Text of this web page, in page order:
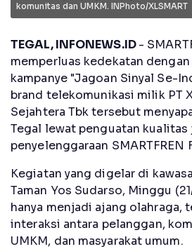
komunitas dan UMKM. INPhoto/XLSMART
TEGAL, INFONEWS.ID-
memperluas kedekatan
kampanye "Jagoan Sinyal Se-
brand telekomunikasi milik PT
Sejahtera Tbk tersebut
Tegal lewat penguatan
penyelenggaraan SMARTFREN
Kegiatan yang digelar di
Taman Yos Sudarso, Minggu
hanya menjadi ajang olahraga,
interaksi antara pelanggan,
UMKM, dan masyarakat umum.